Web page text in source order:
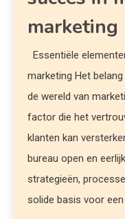
marketing
Essentiële
marketing Het
de wereld van
factor die het
klanten kan
bureau open en
strategieën,
solide basis voor